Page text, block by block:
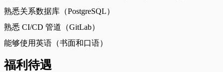
熟悉关系数据库（PostgreSQL）
熟悉 CI/CD 管道（GitLab）
能够使用英语（书面和口语）
福利待遇